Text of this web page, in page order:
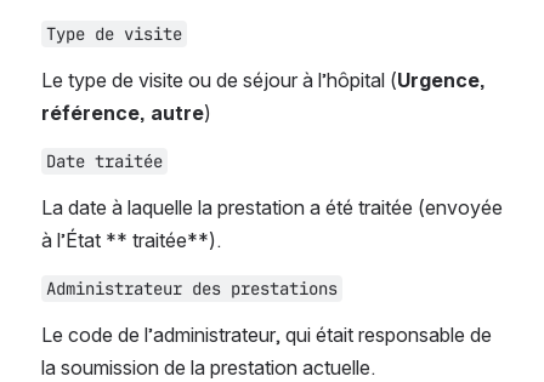
Type de visite
Le type de visite ou de séjour à l’hôpital (Urgence,
référence, autre)
Date traitée
La date à laquelle la prestation a été traitée (envoyée
à l’État ** traitée**).
Administrateur des prestations
Le code de l’administrateur, qui était responsable de
la soumission de la prestation actuelle.